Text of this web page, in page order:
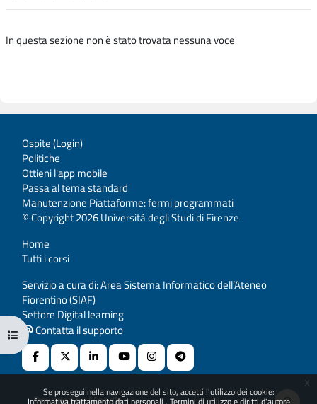
Se prosegui nella navigazione del sito, accetti l'utilizzo dei cookie:
x
Apri indice del corso
In questa sezione non è stato trovata nessuna voce
Ospite (Login)
Politiche
Ottieni l'app mobile
Passa al tema standard
Manutenzione Piattaforme: fermi programmati
© Copyright 2026 Università degli Studi di Firenze
Home
Tutti i corsi
Servizio a cura di: Area Sistema Informatico dell’Ateneo
Fiorentino (SIAF)
Settore Digital learning
Contatta il supporto
Powered byMoodle